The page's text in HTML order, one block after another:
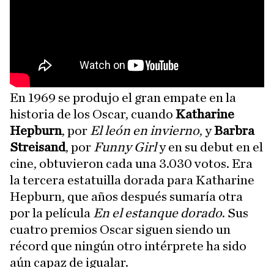
En 1969 se produjo el gran empate en la
historia de los Oscar, cuando Katharine
Hepburn, por El león en invierno, yBarbra
Streisand, por Funny Girly en su debut en el
cine, obtuvieron cada una 3.030 votos. Era
la tercera estatuilla dorada para Katharine
Hepburn, que años después sumaría otra
por la película En el estanque dorado. Sus
cuatro premios Oscar siguen siendo un
récord que ningún otro intérprete ha sido
aún capaz de igualar.